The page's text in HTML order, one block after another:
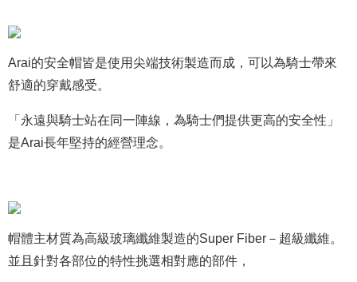
Arai的安全帽皆是使用尖端技術製造而成，可以為騎士帶來
舒適的穿戴感受。
「永遠與騎士站在同一陣線，為騎士們提供更高的安全性」
是Arai長年堅持的經營理念。
帽體主材質為高級玻璃纖維製造的Super Fiber－超級纖維。
並且針對各部位的特性挑選相對應的部件，